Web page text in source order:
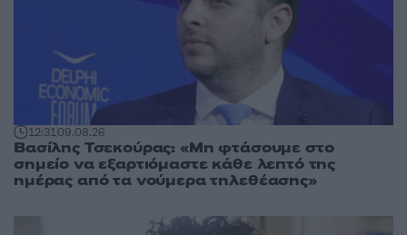
12:3109.08.26
Βασίλης Τσεκούρας: «Μη φτάσουμε στο
σημείο να εξαρτιόμαστε κάθε λεπτό της
ημέρας από τα νούμερα τηλεθέασης»